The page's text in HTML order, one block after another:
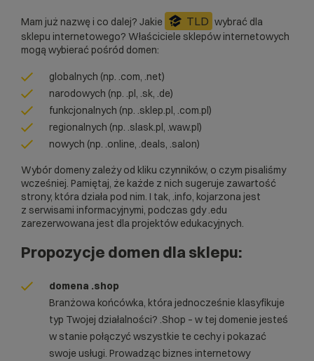
Mam już nazwę i co dalej? Jakie TLD wybrać dla
sklepu internetowego? Właściciele sklepów internetowych
mogą wybierać pośród domen:
globalnych (np. .com, .net)
narodowych (np. .pl, .sk, .de)
funkcjonalnych (np. .sklep.pl, .com.pl)
regionalnych (np. .slask.pl, .waw.pl)
nowych (np. .online, .deals, .salon)
Wybór domeny zależy od kliku czynników, o czym pisaliśmy
wcześniej. Pamiętaj, że każde z nich sugeruje zawartość
strony, która działa pod nim. I tak, .info, kojarzona jest
z serwisami informacyjnymi, podczas gdy .edu
zarezerwowana jest dla projektów edukacyjnych.
Propozycje domen dla sklepu:
domena .shop
Branżowa końcówka, która jednocześnie klasyfikuje
typ Twojej działalności? .Shop – w tej domenie jesteś
w stanie połączyć wszystkie te cechy i pokazać
swoje usługi. Prowadząc biznes internetowy